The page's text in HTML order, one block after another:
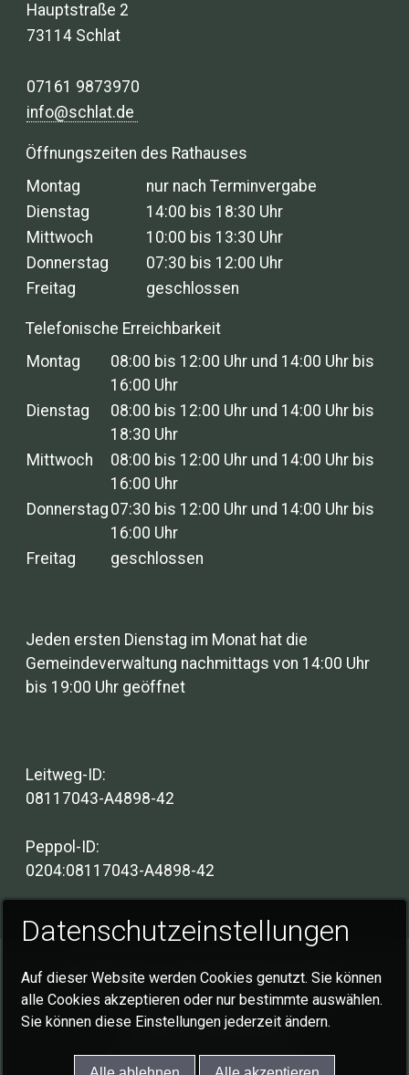
Hauptstraße 2
73114 Schlat
07161 9873970
info@schlat.de
Öffnungszeiten des Rathauses
Montag
nur nach Terminvergabe
Dienstag
14:00 bis 18:30 Uhr
Mittwoch
10:00 bis 13:30 Uhr
Donnerstag
07:30 bis 12:00 Uhr
Freitag
geschlossen
Telefonische Erreichbarkeit
Montag
08:00 bis 12:00 Uhr und 14:00 Uhr bis
16:00 Uhr
Dienstag
08:00 bis 12:00 Uhr und 14:00 Uhr bis
18:30 Uhr
Mittwoch
08:00 bis 12:00 Uhr und 14:00 Uhr bis
16:00 Uhr
Donnerstag 07:30 bis 12:00 Uhr und 14:00 Uhr bis
16:00 Uhr
Freitag
geschlossen
Jeden ersten Dienstag im Monat hat die
Gemeindeverwaltung nachmittags von 14:00 Uhr
bis 19:00 Uhr geöffnet
Leitweg-ID:
08117043-A4898-42
Peppol-ID:
0204:08117043-A4898-42
Impressum
Datenschutzerklärung
Cookie-Einstellungen
© 2026 Gemeinde Schlat
Datenschutzeinstellungen
Auf dieser Website werden Cookies genutzt. Sie können
alle Cookies akzeptieren oder nur bestimmte auswählen.
Sie können diese Einstellungen jederzeit ändern.